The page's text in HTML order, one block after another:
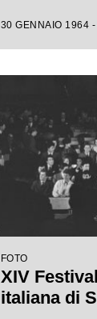
30 GENNAIO 1964
FOTO
XIV
italiana di